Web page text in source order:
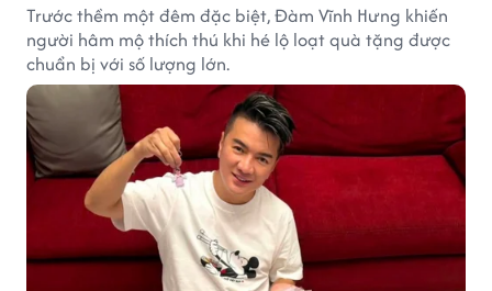
Trước thềm một đêm đặc biệt, Đàm Vĩnh Hưng khiến
người hâm mộ thích thú khi hé lộ loạt quà tặng được
chuẩn bị với số lượng lớn.